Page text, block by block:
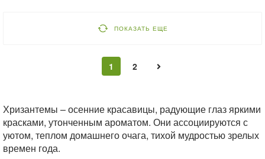
ПОКАЗАТЬ ЕЩЕ
1 2
Хризантемы – осенние красавицы, радующие глаз яркими
красками, утонченным ароматом. Они ассоциируются с
уютом, теплом домашнего очага, тихой мудростью зрелых
времен года.